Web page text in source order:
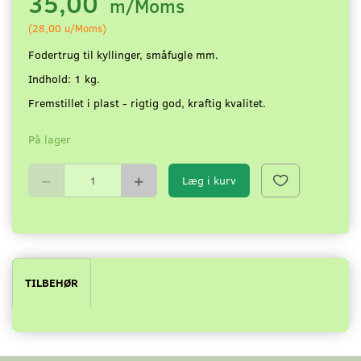
m/Moms
(28,00 u/Moms)
Fodertrug til kyllinger, småfugle mm.
Indhold: 1 kg.
Fremstillet i plast - rigtig god, kraftig kvalitet.
På lager
Læg i kurv
TILBEHØR